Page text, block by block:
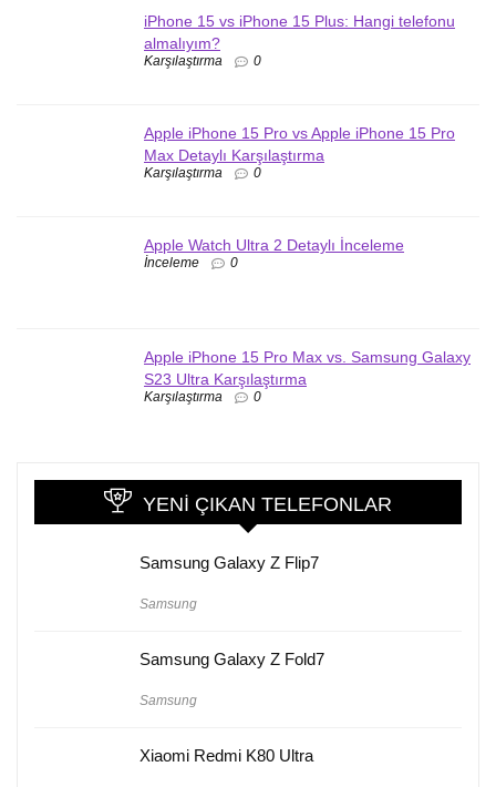
iPhone 15 vs iPhone 15 Plus: Hangi telefonu
almalıyım?
Karşılaştırma 0
Apple iPhone 15 Pro vs Apple iPhone 15 Pro
Max Detaylı Karşılaştırma
Karşılaştırma 0
Apple Watch Ultra 2 Detaylı İnceleme
İnceleme 0
Apple iPhone 15 Pro Max vs. Samsung Galaxy
S23 Ultra Karşılaştırma
Karşılaştırma 0
YENI ÇIKAN TELEFONLAR
Samsung Galaxy Z Flip7
Samsung
Samsung Galaxy Z Fold7
Samsung
Xiaomi Redmi K80 Ultra